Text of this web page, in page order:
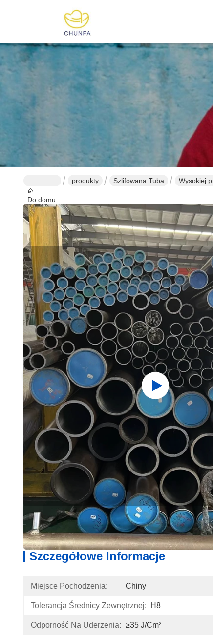
Do domu
produkty Szlifowana Tuba Wysokiej
Szczegółowe Informacje
Szczegółowe Informacje
Miejsce Pochodzenia: Chiny
Tolerancja Średnicy Zewnętrznej: H8
Odporność Na Uderzenia: ≥35 J/cm²